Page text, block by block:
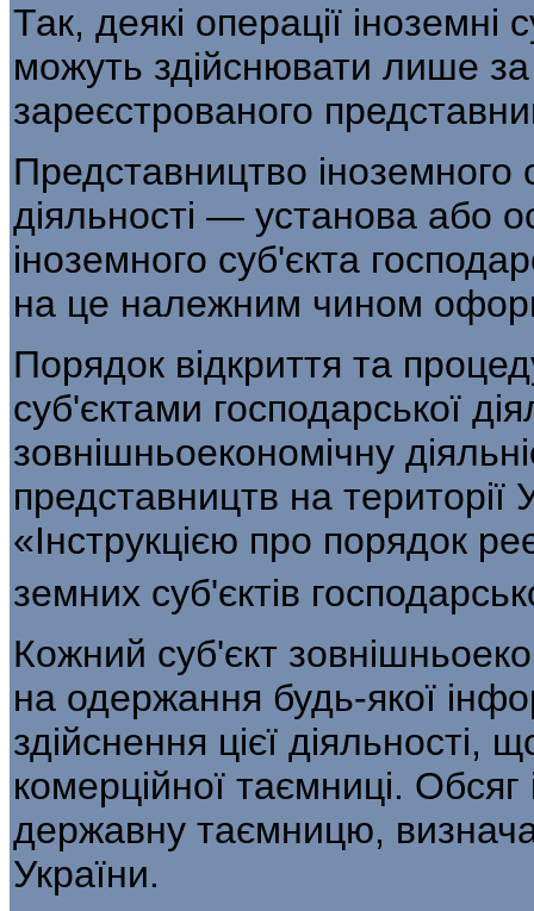
Так, деякі операції іноземні
мо­жуть здійснювати лише за
зареєстрованого
Представництво іноземного
діяльності — установа або
іноземного суб'єкта
на це належним чином
Порядок відкриття та
суб'єктами господарської
зовнішньоекономічну
представництв на території
«Інструкцією про порядок
земних суб'єктів
Кожний суб'єкт
на одержання будь-якої
здійснення цієї
комерційної таємниці.
державну таємницю,
України.